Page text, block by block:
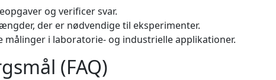
og verificer svar.
der er nødvendige til eksperimenter.
målinger i laboratorie- og industrielle applikationer.
(FAQ)